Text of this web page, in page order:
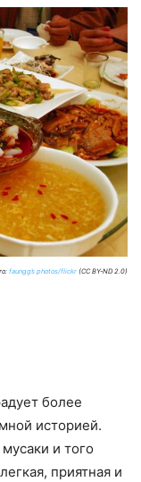
faungg’s photos/flickr (CC BY-ND 2.0)
более
историей.
и того
приятная и